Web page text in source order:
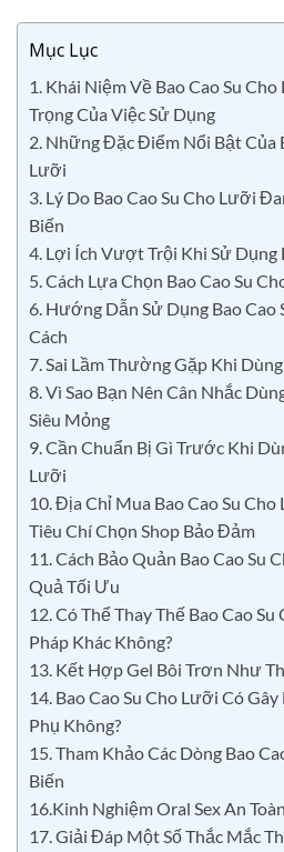
Mục Lục
1. Khái Niệm Về Bao Cao Su
Trọng Của Việc Sử Dụng
2. Những Đặc Điểm Nổi Bật Của
Lưỡi
3. Lý Do Bao Cao Su Cho Lưỡi
Biến
4. Lợi Ích Vượt Trội Khi Sử Dụng
5. Cách Lựa Chọn Bao Cao Su
6. Hướng Dẫn Sử Dụng Bao
Cách
7. Sai Lầm Thường Gặp Khi
8. Vì Sao Bạn Nên Cân Nhắc
Siêu Mỏng
9. Cần Chuẩn Bị Gì Trước Khi
Lưỡi
10. Địa Chỉ Mua Bao Cao Su
Tiêu Chí Chọn Shop Bảo Đảm
11. Cách Bảo Quản Bao Cao Su
Quả Tối Ưu
12. Có Thể Thay Thế Bao Cao
Pháp Khác Không?
13. Kết Hợp Gel Bôi Trơn Như
14. Bao Cao Su Cho Lưỡi Có
Phụ Không?
15. Tham Khảo Các Dòng Bao
Biến
16.Kinh Nghiệm Oral Sex An
17. Giải Đáp Một Số Thắc Mắc